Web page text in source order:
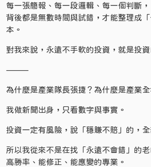
每一張簡報、每一段邏輯、每一個判斷，
背後都是無數時間與試錯，才能整理成
本。
對我來說，永遠不手軟的投資，就是投資
⸻
為什麼是產業隊長張捷？為什麼是產業全
我做新聞出身，只看數字與事實。
投資一定有風險，說「穩賺不賠」的，
所以我從來不是在找「永遠不會錯」的
高勝率、能修正、能應變的專業。